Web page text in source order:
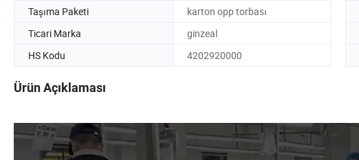
Taşıma Paketi karton opp torbası
Ticari Marka
ginzeal
HS Kodu
4202920000
Ürün Açıklaması